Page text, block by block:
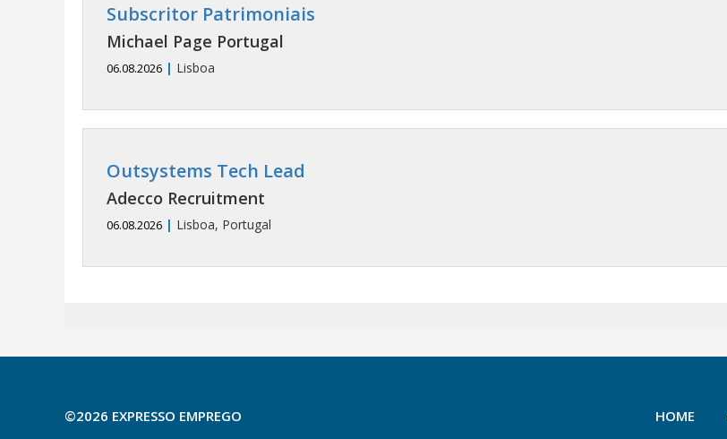
Subscritor Patrimoniais
Michael Page Portugal
06.08.2026 | Lisboa
Outsystems Tech Lead
Adecco Recruitment
06.08.2026 | Lisboa, Portugal
©2026 EXPRESSO EMPREGO HOME